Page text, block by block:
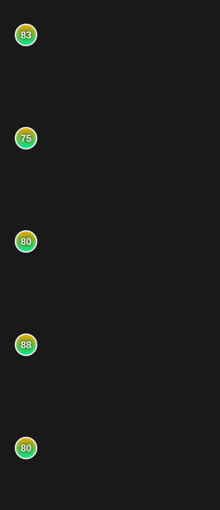
83
75
80
88
80